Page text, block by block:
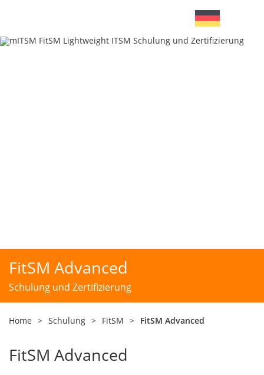
FitSM Advanced
Schulung und Zertifizierung
Home > Schulung > FitSM > FitSM Advanced
FitSM Advanced